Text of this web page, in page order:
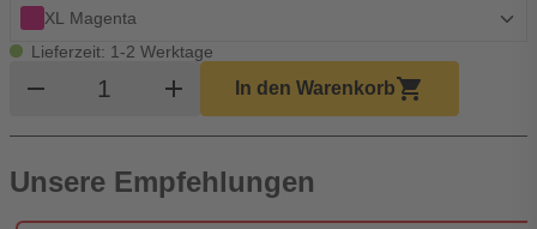
XL Magenta
Lieferzeit: 1-2 Werktage
remove Produkt Warenkorb Menge
add In den Warenkorbshopping_cart
Unsere Empfehlungen